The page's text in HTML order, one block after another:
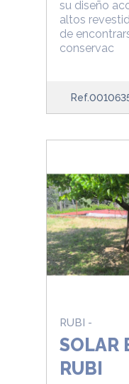
su diseño
altos
de
conservac
RUBI -
SOLAR
RUBI